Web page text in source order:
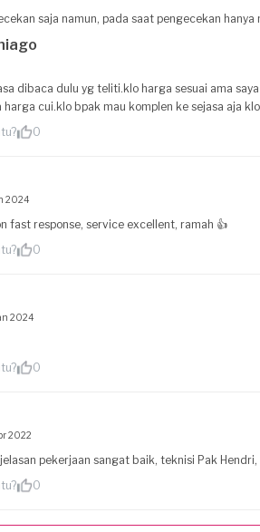
saja namun, pada saat pengecekan
dibaca dulu yg teliti.klo harga sesuai ama
cui.klo bpak mau komplen ke sejasa aja
0
2024
fast response, service excellent, ramah 👍
0
2024
0
2022
pekerjaan sangat baik, teknisi Pak
0